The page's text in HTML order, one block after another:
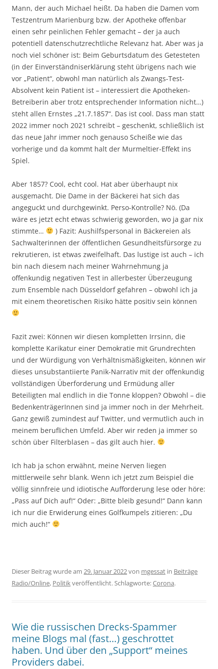
Mann, der auch Michael heißt. Da haben die Damen vom
Testzentrum Marienburg bzw. der Apotheke offenbar
einen sehr peinlichen Fehler gemacht – der ja auch
potentiell datenschutzrechtliche Relevanz hat. Aber was ja
noch viel schöner ist: Beim Geburtsdatum des Getesteten
(in der Einverständniserklärung steht übrigens nach wie
vor „Patient“, obwohl man natürlich als Zwangs-Test-
Absolvent kein Patient ist – interessiert die Apotheken-
Betreiberin aber trotz entsprechender Information nicht…)
steht allen Ernstes „21.7.1857“. Das ist cool. Dass man statt
2022 immer noch 2021 schreibt – geschenkt, schließlich ist
das neue Jahr immer noch genauso Scheiße wie das
vorherige und da kommt halt der Murmeltier-Effekt ins
Spiel.
Aber 1857? Cool, echt cool. Hat aber überhaupt nix
ausgemacht. Die Dame in der Bäckerei hat sich das
angeguckt und durchgewinkt. Perso-Kontrolle? Nö. (Da
wäre es jetzt echt etwas schwierig geworden, wo ja gar nix
stimmte…
) Fazit: Aushilfspersonal in Bäckereien als
Sachwalterinnen der öffentlichen Gesundheitsfürsorge zu
rekrutieren, ist etwas zweifelhaft. Das lustige ist auch – ich
bin nach diesem nach meiner Wahrnehmung ja
offenkundig negativen Test in allerbester Überzeugung
zum Ensemble nach Düsseldorf gefahren – obwohl ich ja
mit einem theoretischen Risiko hätte positiv sein können
Fazit zwei: Können wir diesen kompletten Irrsinn, die
komplette Karikatur einer Demokratie mit Grundrechten
und der Würdigung von Verhältnismäßigkeiten, können wir
dieses unsubstantiierte Panik-Narrativ mit der offenkundig
vollständigen Überforderung und Ermüdung aller
Beteiligten mal endlich in die Tonne kloppen? Obwohl – die
BedenkenträgerInnen sind ja immer noch in der Mehrheit.
Ganz gewiß zumindest auf Twitter, und vermutlich auch in
meinem beruflichen Umfeld. Aber wir reden ja immer so
schön über Filterblasen – das gilt auch hier.
Ich hab ja schon erwähnt, meine Nerven liegen
mittlerweile sehr blank. Wenn ich jetzt zum Beispiel die
völlig sinnfreie und idiotische Aufforderung lese oder höre:
„Pass auf Dich auf!“ Oder: „Bitte bleib gesund!“ Dann kann
ich nur die Erwiderung eines Golfkumpels zitieren: „Du
mich auch!“
Dieser Beitrag wurde am 29. Januar 2022von mgessat in Beiträge
Radio/Online, Politikveröffentlicht. Schlagworte:Corona.
Wie die russischen Drecks-Spammer
meine Blogs mal (fast…) geschrottet
haben. Und über den „Support“ meines
Providers dabei.